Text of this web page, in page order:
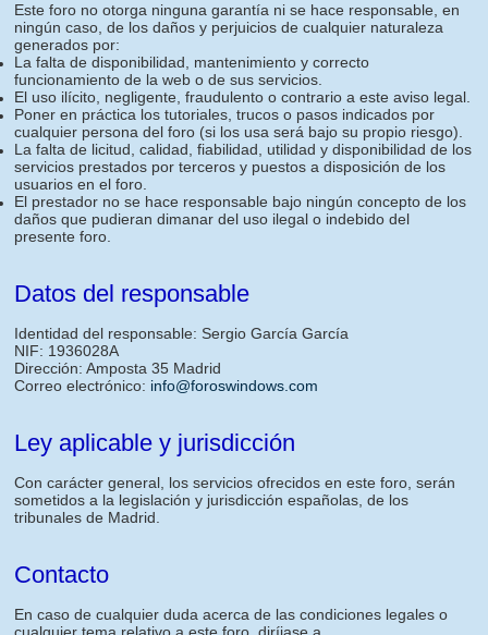
Este foro no otorga ninguna garantía ni se hace responsable, en
ningún caso, de los daños y perjuicios de cualquier naturaleza
generados por:
La falta de disponibilidad, mantenimiento y correcto
funcionamiento de la web o de sus servicios.
El uso ilícito, negligente, fraudulento o contrario a este aviso legal.
Poner en práctica los tutoriales, trucos o pasos indicados por
cualquier persona del foro (si los usa será bajo su propio riesgo).
La falta de licitud, calidad, fiabilidad, utilidad y disponibilidad de los
servicios prestados por terceros y puestos a disposición de los
usuarios en el foro.
El prestador no se hace responsable bajo ningún concepto de los
daños que pudieran dimanar del uso ilegal o indebido del
presente foro.
Datos del responsable
Identidad del responsable: Sergio García García
NIF: 1936028A
Dirección: Amposta 35 Madrid
Correo electrónico: info@foroswindows.com
Ley aplicable y jurisdicción
Con carácter general, los servicios ofrecidos en este foro, serán
sometidos a la legislación y jurisdicción españolas, de los
tribunales de Madrid.
Contacto
En caso de cualquier duda acerca de las condiciones legales o